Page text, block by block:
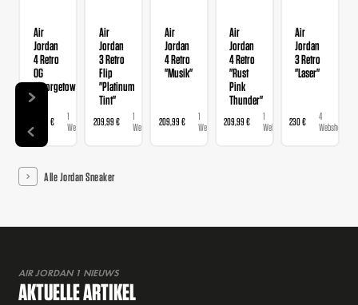
Air
Jordan
4 Retro
OG
"Georgetown"
209,99 €
1
Webshop
Air
Jordan
3 Retro
Flip
"Platinum
Tint"
209,99 €
1
Webshop
Air
Jordan
4 Retro
"Musik"
209,99 €
1
Webshop
Air
Jordan
4 Retro
"Rust
Pink
Thunder"
209,99 €
1
Webshop
Air
Jordan
3 Retro
"Laser"
230 €
4
Webshops
Alle Jordan Sneaker
AIR JORDAN 1 NIEUWS
AKTUELLE ARTIKEL